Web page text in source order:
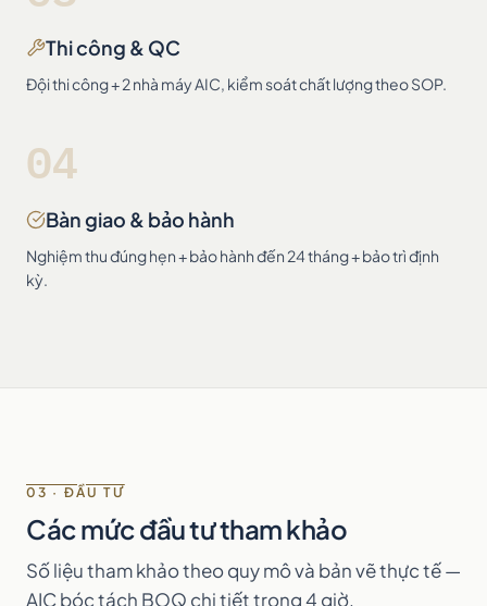
Thi công & QC
Đội thi công + 2 nhà máy AIC, kiểm soát chất lượng theo SOP.
04
Bàn giao & bảo hành
Nghiệm thu đúng hẹn + bảo hành đến 24 tháng + bảo trì định
kỳ.
03 · ĐẦU TƯ
Các mức đầu tư tham khảo
Số liệu tham khảo theo quy mô và bản vẽ thực tế —
AIC bóc tách BOQ chi tiết trong 4 giờ.